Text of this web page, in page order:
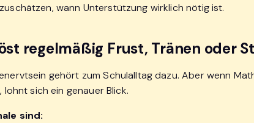
wann Unterstützung wirklich nötig ist.
regelmäßig Frust, Tränen oder
gehört zum Schulalltag dazu. Aber wenn
sich ein genauer Blick.
sind: